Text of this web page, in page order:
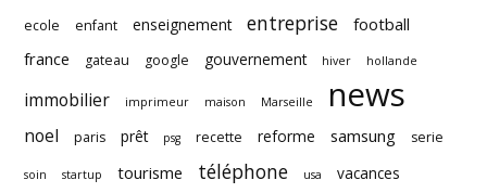
ecole enfant enseignement entreprise
football
france
gateau google gouvernement hiver hollande
immobilier imprimeur maison Marseille news
noel paris prêt psg recette reforme samsung serie
soin startup tourisme téléphone usa
vacances